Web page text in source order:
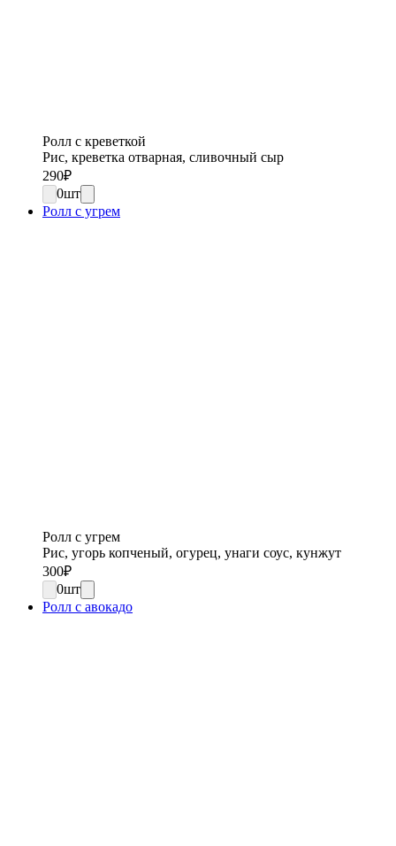
Ролл с креветкой
Рис, креветка отварная, сливочный сыр
290₽
0шт
Ролл с угрем
Ролл с угрем
Рис, угорь копченый, огурец, унаги соус, кунжут
300₽
0шт
Ролл с авокадо